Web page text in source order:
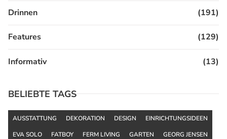
Drinnen (191)
Features (129)
Informativ (13)
BELIEBTE TAGS
AUSSTATTUNG DEKORATION DESIGN
EINRICHTUNGSIDEEN
EVA SOLO
FATBOY FERM LIVING GARTEN
GEORG JENSEN